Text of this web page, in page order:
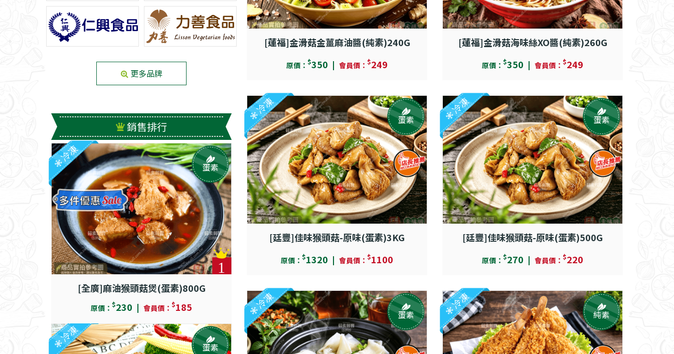
[蓮福]金滑菇金薑麻油醬(純素)240G
原價： $350 會員價： $249
[蓮福]金滑菇海味絲XO醬(純素)260G
原價： $350 會員價： $249
[廷豐]佳味猴頭菇-原味(蛋素)3KG
原價： $1320 會員價： $1100
冷凍
蛋素
[廷豐]佳味猴頭菇-原味(蛋素)500G
原價： $270 會員價： $220
冷凍
蛋素
冷凍
蛋素
冷凍
純素
更多品牌
銷售排行
[全廣]麻油猴頭菇煲(蛋素)800G
原價： $230 會員價： $185
冷凍
蛋素
冷凍
蛋素